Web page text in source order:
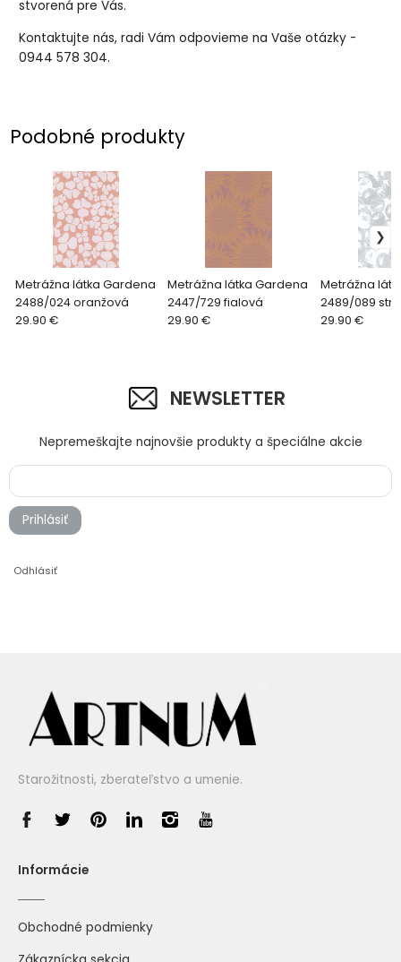
stvorená pre Vás.
Kontaktujte nás, radi Vám odpovieme na Vaše otázky -
0944 578 304.
Podobné produkty
Metrážna látka Gardena
2488/024 oranžová
29.90 €
Metrážna látka Gardena
2447/729 fialová
29.90 €
Metrážna
2489/089
29.90 €
NEWSLETTER
Nepremeškajte najnovšie produkty a špeciálne akcie
Prihlásiť
Odhlásiť
Starožitnosti, zberateľstvo a umenie.
Informácie
Obchodné podmienky